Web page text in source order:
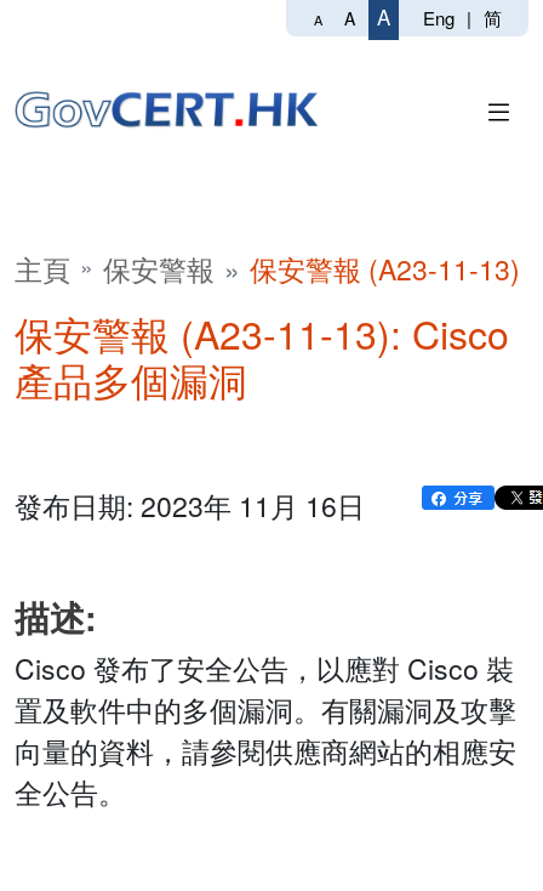
A A A Eng | 简
主頁 保安警報 保安警報 (A23-11-13)
保安警報 (A23-11-13): Cisco
產品多個漏洞
發布日期: 2023年 11月 16日
描述:
Cisco 發布了安全公告，以應對 Cisco 裝
置及軟件中的多個漏洞。有關漏洞及攻擊
向量的資料，請參閱供應商網站的相應安
全公告。